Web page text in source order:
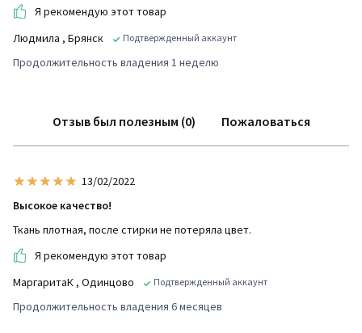
Я рекомендую этот товар
Людмила , Брянск Подтвержденный аккаунт
Продолжительность владения 1 неделю
Отзыв был полезным (0) Пожаловаться
13/02/2022
Высокое качество!
Ткань плотная, после стирки не потеряла цвет.
Я рекомендую этот товар
МаргаритаК , Одинцово Подтвержденный аккаунт
Продолжительность владения 6 месяцев